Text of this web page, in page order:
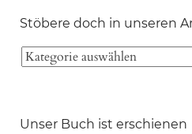
Stöbere doch in unseren
Unser Buch ist erschienen